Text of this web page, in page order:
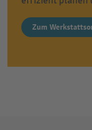
Zum